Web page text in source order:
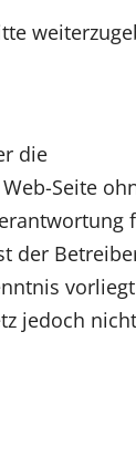
die
Seite
der
jedoch nicht